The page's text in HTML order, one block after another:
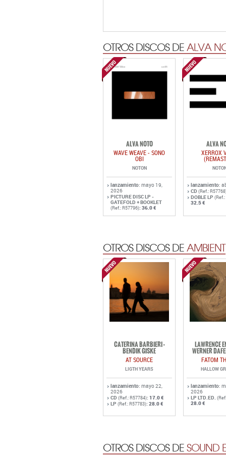
OTROS DISCOS DEALVA
ALVA NOTO
WAVE WEAVE - SONO
OBI
NOTON
lanzamiento: mayo 19,
2026
PICTURE DISC LP -
GATEFOLD + BOOKLET
(Ref.: R57796): 36.0 €
ALVA
XERROX
lanzamiento:
CD (Ref.:
DOBLE LP
32.5 €
OTROS DISCOS DEAMBIENT
CATERINA BARBIERI -
BENDIK GISKE
AT SOURCE
LIGTH YEARS
lanzamiento: mayo 22,
2026
CD (Ref.: R57784): 17.0 €
LP (Ref.: R57783): 28.0 €
LAWRENCE
WERNER
FATOM
HALLOW
lanzamiento:
2026
LP LTD.ED.
28.0 €
OTROS DISCOS DESOUND